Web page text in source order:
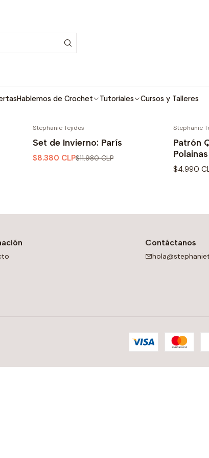
Hablemos de Crochet Tutoriales Cursos y Talleres
y a la vez una de las más hermosas!
Stephanie Tejidos
Set de Invierno: París
$8.380 CLP$11.980 CLP
Stephanie
Patrón
Polainas
$4.990
Contáctanos